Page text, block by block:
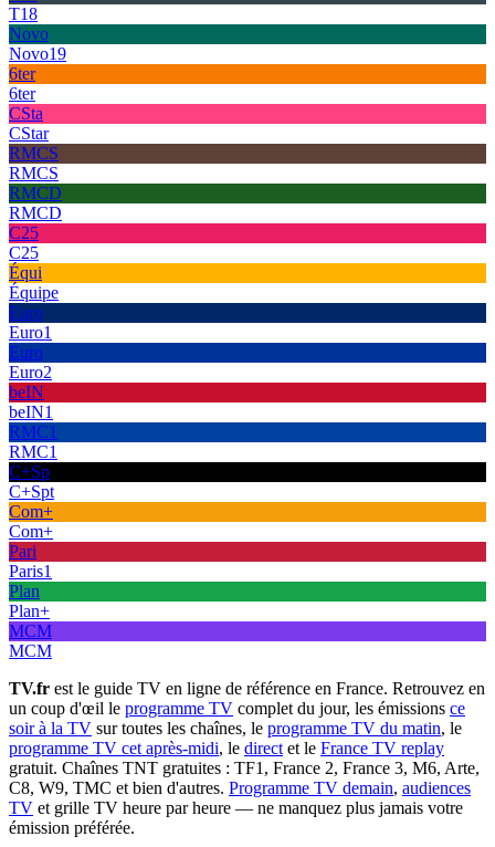
T18
Novo
Novo19
6ter
6ter
CSta
CStar
RMCS
RMCS
RMCD
RMCD
C25
C25
Équi
Équipe
Euro
Euro1
Euro
Euro2
beIN
beIN1
RMC1
RMC1
C+Sp
C+Spt
Com+
Com+
Pari
Paris1
Plan
Plan+
MCM
MCM
TV.fr est le guide TV en ligne de référence en France. Retrouvez en
un coup d'œil le programme TV complet du jour, les émissions ce
soir à la TV sur toutes les chaînes, le programme TV du matin, le
programme TV cet après-midi, le direct et le France TV replay
gratuit. Chaînes TNT gratuites : TF1, France 2, France 3, M6, Arte,
C8, W9, TMC et bien d'autres. Programme TV demain, audiences
TV et grille TV heure par heure — ne manquez plus jamais votre
émission préférée.